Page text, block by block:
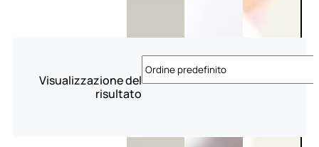
Visualizzazione del
risultato